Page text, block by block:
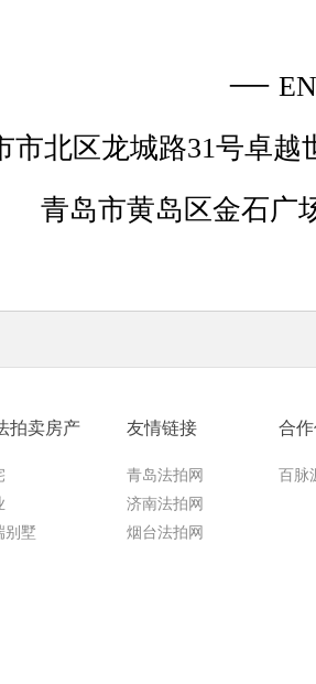
—
市北区龙城路31号卓越
青岛市黄岛区金石广
拍卖房产
别墅
友情链接
青岛法拍网
济南法拍网
烟台法拍网
合
百脉